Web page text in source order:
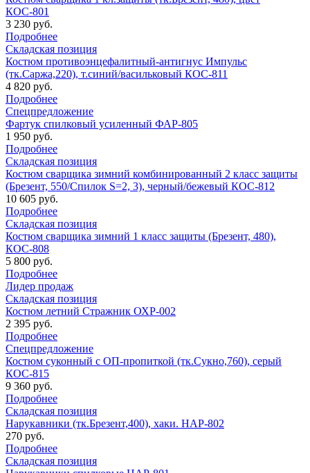
КОС-801
3 230 руб.
Подробнее
Складская позиция
Костюм противоэнцефалитный-антигнус Импульс
(тк.Саржа,220), т.синий/васильковый КОС-811
4 820 руб.
Подробнее
Спецпредложение
Фартук спилковый усиленный ФАР-805
1 950 руб.
Подробнее
Складская позиция
Костюм сварщика зимний комбинированный 2 класс защиты
(Брезент, 550/Спилок S=2, 3), черный/бежевый КОС-812
10 605 руб.
Подробнее
Складская позиция
Костюм сварщика зимний 1 класс защиты (Брезент, 480),
КОС-808
5 800 руб.
Подробнее
Лидер продаж
Складская позиция
Костюм летний Стражник ОХР-002
2 395 руб.
Подробнее
Спецпредложение
Костюм суконный с ОП-пропиткой (тк.Сукно,760), серый
КОС-815
9 360 руб.
Подробнее
Складская позиция
Нарукавники (тк.Брезент,400), хаки. НАР-802
270 руб.
Подробнее
Складская позиция